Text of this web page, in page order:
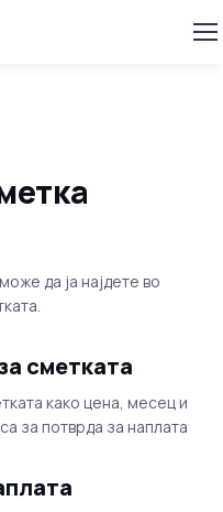
да ја најдете во
сметката
како цена, месец и
за потврда за наплата